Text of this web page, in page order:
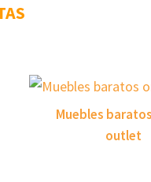
Muebles
outlet